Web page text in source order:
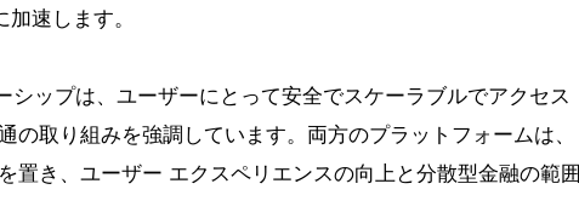
速します。
プは、ユーザーにとって安全でスケーラブルでアクセス
の取り組みを強調しています。両方のプラットフォームは、
置き、ユーザー エクスペリエンスの向上と分散型金融の範囲